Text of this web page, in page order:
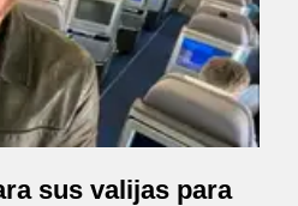
sus valijas para